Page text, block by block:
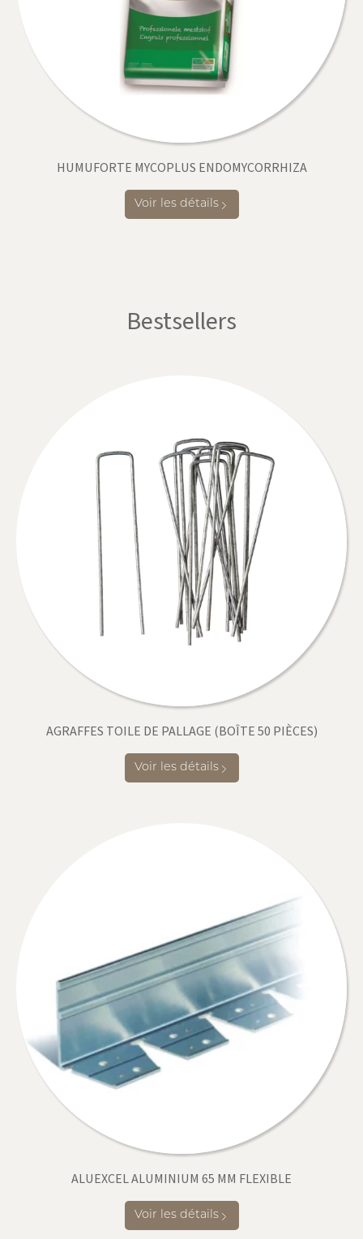
HUMUFORTE MYCOPLUS ENDOMYCORRHIZA
Voir les détails
Bestsellers
AGRAFFES TOILE DE PALLAGE (BOÎTE 50 PIÈCES)
Voir les détails
ALUEXCEL ALUMINIUM 65 MM FLEXIBLE
Voir les détails